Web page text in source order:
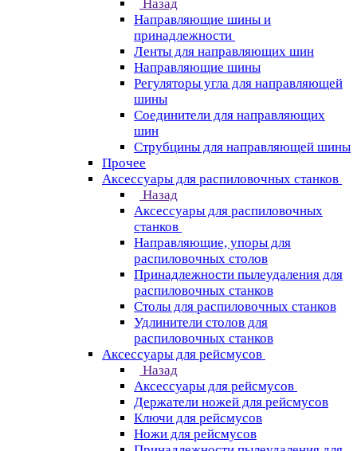
Назад
Направляющие шины и
принадлежности
Ленты для направляющих шин
Направляющие шины
Регуляторы угла для направляющей
шины
Соединители для направляющих
шин
Струбцины для направляющей шины
Прочее
Аксессуары для распиловочных станков
Назад
Аксессуары для распиловочных
станков
Направляющие, упоры для
распиловочных столов
Принадлежности пылеудаления для
распиловочных станков
Столы для распиловочных станков
Удлинители столов для
распиловочных станков
Аксессуары для рейсмусов
Назад
Аксессуары для рейсмусов
Держатели ножей для рейсмусов
Ключи для рейсмусов
Ножи для рейсмусов